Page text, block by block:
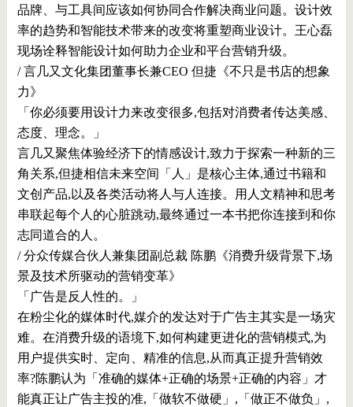
品牌、与工具间应该如何协同合作解决商业问题。设计效
率的趋势和智能技术带来的改变将重塑商业设计。王心磊
现场诠释智能设计如何助力企业和平台营销升级。
/ 言几又文化集团董事长兼CEO 但捷《不只是书店的想象
力》
「你必须要用设计力来改变很多,包括对消费者传达美感、
态度、理念。」
言几又聚焦体验经济下的情感设计,致力于探索一种新的三
角关系,但捷相信未来空间「人」是核心主体,通过书籍和
文创产品,以及各类活动将人与人连接。用人文精神和思考
串联起每个人的心脏跳动,最终通过一本书把你连接到和你
志同道合的人。
/ 分众传媒合伙人兼集团副总裁 陈鹏《消费升级背景下,场
景及技术所驱动的营销变革》
「广告是反人性的。」
在粉尘化的媒体时代,媒介的发达对于广告主其实是一场灾
难。在消费升级的语境下,如何构建更进化的营销模式,为
用户提供实时、定向、精准的信息,从而真正提升营销效
率?陈鹏认为「准确的媒体+正确的场景+正确的内容」才
能真正让广告主投的准,「做软不做硬」,「做正不做负」,